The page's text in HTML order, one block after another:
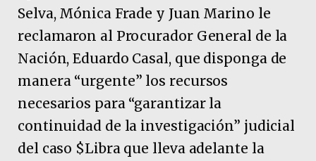
Selva, Mónica Frade y Juan Marino le
reclamaron al Procurador General de la
Nación, Eduardo Casal, que disponga de
manera “urgente” los recursos
necesarios para “garantizar la
continuidad de la investigación” judicial
del caso $Libra que lleva adelante la